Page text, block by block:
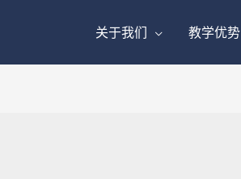
关于我们 教学优势